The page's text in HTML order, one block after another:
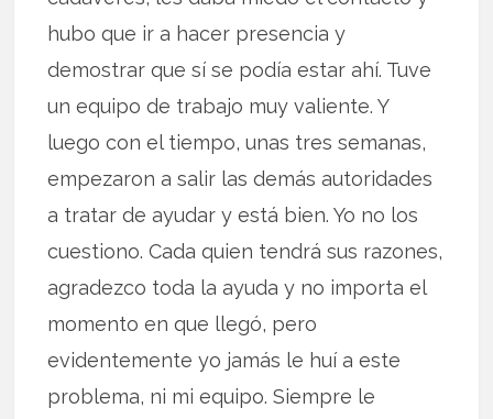
hubo que ir a hacer presencia y
demostrar que sí se podía estar ahí. Tuve
un equipo de trabajo muy valiente. Y
luego con el tiempo, unas tres semanas,
empezaron a salir las demás autoridades
a tratar de ayudar y está bien. Yo no los
cuestiono. Cada quien tendrá sus razones,
agradezco toda la ayuda y no importa el
momento en que llegó, pero
evidentemente yo jamás le huí a este
problema, ni mi equipo. Siempre le